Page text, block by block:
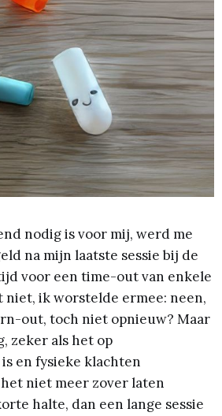
nodig is voor mij, werd me
na mijn laatste sessie bij de
voor een time-out van enkele
ik worstelde ermee: neen,
out, toch niet opnieuw? Maar
zeker als het op
en fysieke klachten
niet meer zover laten
halte, dan een lange sessie